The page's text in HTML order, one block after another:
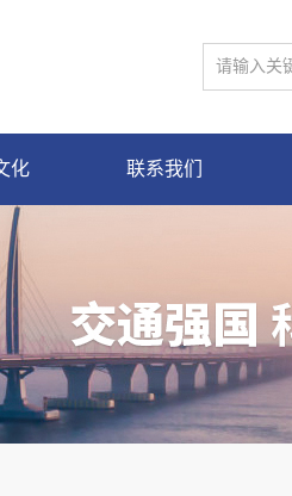
化 联系我们